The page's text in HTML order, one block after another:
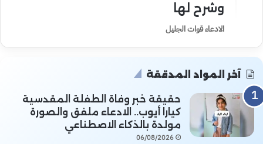
وشرح لها
الادعاء قوات الجليل
آخر المواد المدققة
حقيقة خبر وفاة الطفلة المقدسية
كيارا أيوب.. الادعاء ملفق والصورة
مولدة بالذكاء الاصطناعي
06/08/2026